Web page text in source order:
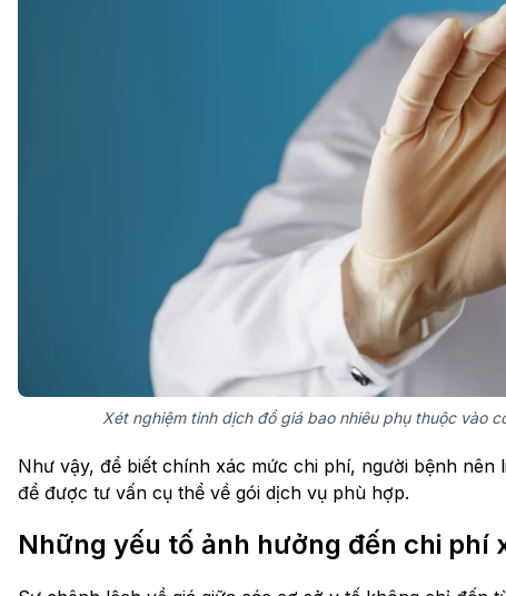
Xét nghiệm tinh dịch đồ giá bao nhiêu phụ thuộc vào
Như vậy, để biết chính xác mức chi phí, người bệnh
để được tư vấn cụ thể về gói dịch vụ phù hợp.
Những yếu tố ảnh hưởng đến chi phí